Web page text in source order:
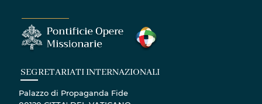
SEGRETARIATI INTERNAZIONALI
Palazzo di Propaganda Fide